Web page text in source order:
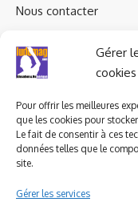
Gérer
cookies
Pour offrir les meilleures
que les cookies pour
Le fait de consentir à ces
données telles que le
site.
Gérer les services
Nous contacter
Ludomag "Le Club"
PARTENAIRES